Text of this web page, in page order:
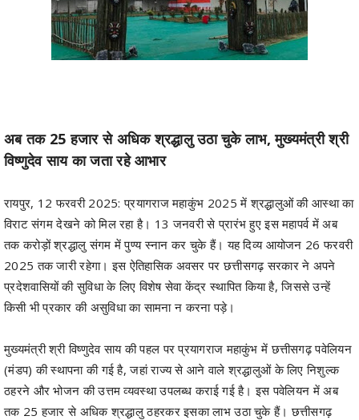
अब तक 25 हजार से अधिक श्रद्धालु उठा चुके लाभ, मुख्यमंत्री श्री
विष्णुदेव साय का जता रहे आभार
रायपुर, 12 फरवरी 2025: प्रयागराज महाकुंभ 2025 में श्रद्धालुओं की आस्था का
विराट संगम देखने को मिल रहा है। 13 जनवरी से प्रारंभ हुए इस महापर्व में अब
तक करोड़ों श्रद्धालु संगम में पुण्य स्नान कर चुके हैं। यह दिव्य आयोजन 26 फरवरी
2025 तक जारी रहेगा। इस ऐतिहासिक अवसर पर छत्तीसगढ़ सरकार ने अपने
प्रदेशवासियों की सुविधा के लिए विशेष सेवा केंद्र स्थापित किया है, जिससे उन्हें
किसी भी प्रकार की असुविधा का सामना न करना पड़े।
मुख्यमंत्री श्री विष्णुदेव साय की पहल पर प्रयागराज महाकुंभ में छत्तीसगढ़ पवेलियन
(मंडप) की स्थापना की गई है, जहां राज्य से आने वाले श्रद्धालुओं के लिए निशुल्क
ठहरने और भोजन की उत्तम व्यवस्था उपलब्ध कराई गई है। इस पवेलियन में अब
तक 25 हजार से अधिक श्रद्धालु ठहरकर इसका लाभ उठा चुके हैं। छत्तीसगढ़